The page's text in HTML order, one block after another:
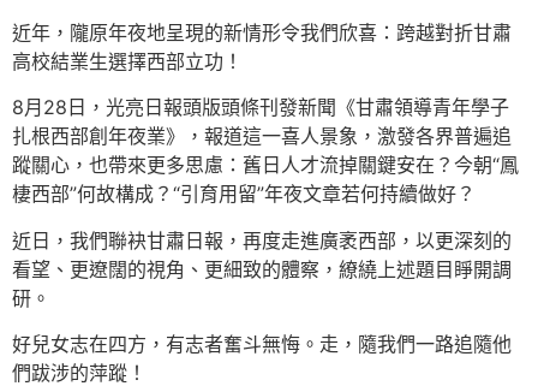
近年，隴原年夜地呈現的新情形令我們欣喜：跨越對折甘肅
高校結業生選擇西部立功！
8月28日，光亮日報頭版頭條刊發新聞《甘肅領導青年學子
扎根西部創年夜業》，報道這一喜人景象，激發各界普遍追
蹤關心，也帶來更多思慮：舊日人才流掉關鍵安在？今朝“鳳
棲西部”何故構成？“引育用留”年夜文章若何持續做好？
近日，我們聯袂甘肅日報，再度走進廣袤西部，以更深刻的
看望、更遼闊的視角、更細致的體察，繚繞上述題目睜開調
研。
好兒女志在四方，有志者奮斗無悔。走，隨我們一路追隨他
們跋涉的萍蹤！